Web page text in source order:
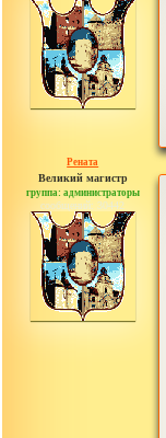
Рената
Великий магистр
группа: администраторы
сообщений: 30442